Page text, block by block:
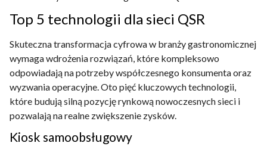
Top 5 technologii dla sieci QSR
Skuteczna transformacja cyfrowa w branży gastronomicznej
wymaga wdrożenia rozwiązań, które kompleksowo
odpowiadają na potrzeby współczesnego konsumenta oraz
wyzwania operacyjne. Oto pięć kluczowych technologii,
które budują silną pozycję rynkową nowoczesnych sieci i
pozwalają na realne zwiększenie zysków.
Kiosk samoobsługowy